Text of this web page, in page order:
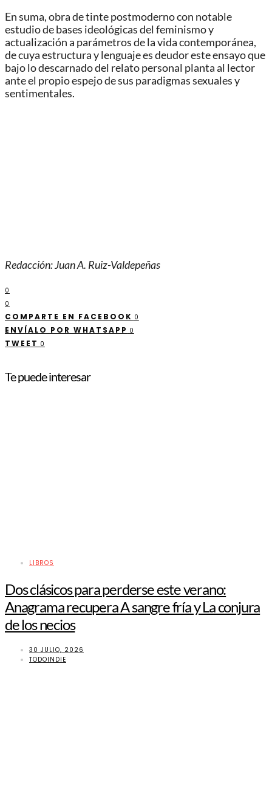
En suma, obra de tinte postmoderno con notable
estudio de bases ideológicas del feminismo y
actualización a parámetros de la vida contemporánea,
de cuya estructura y lenguaje es deudor este ensayo que
bajo lo descarnado del relato personal planta al lector
ante el propio espejo de sus paradigmas sexuales y
sentimentales.
Redacción: Juan A. Ruiz-Valdepeñas
0
0
COMPARTE EN FACEBOOK 0
ENVÍALO POR WHATSAPP 0
TWEET 0
Te puede interesar
LIBROS
Dos clásicos para perderse este verano:
Anagrama recupera A sangre fría y La conjura
de los necios
30 JULIO, 2026
TODOINDIE